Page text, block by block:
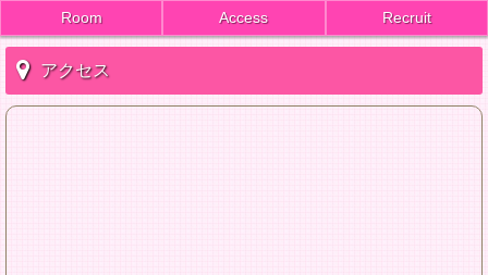
Room Access Recruit
アクセス